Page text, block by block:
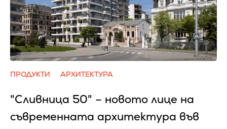
ПРОДУКТИ АРХИТЕКТУРА
"Сливница 50" – новото лице на
съвременната архитектура във